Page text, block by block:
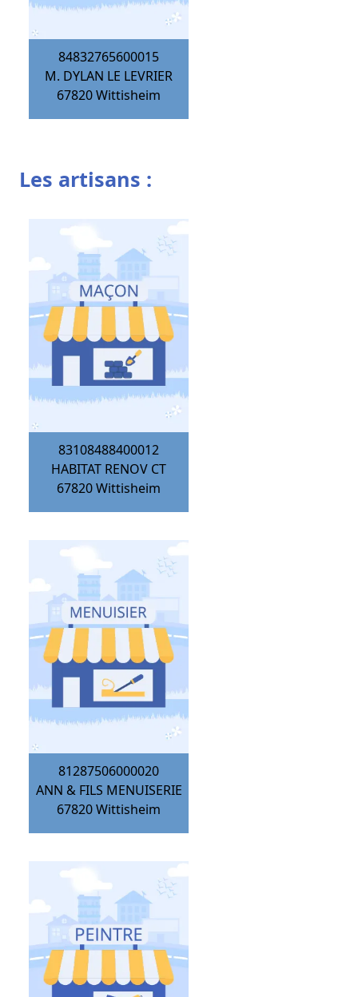
84832765600015
M. DYLAN LE LEVRIER
67820Wittisheim
Les artisans :
83108488400012
HABITAT RENOV CT
67820Wittisheim
81287506000020
ANN & FILS MENUISERIE
67820Wittisheim